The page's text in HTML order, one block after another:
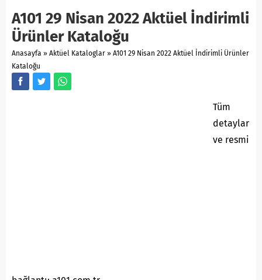
A101 29 Nisan 2022 Aktüel İndirimli
Ürünler Kataloğu
Anasayfa » Aktüel Kataloglar » A101 29 Nisan 2022 Aktüel İndirimli Ürünler
Kataloğu
Tüm
detaylar
ve resmi